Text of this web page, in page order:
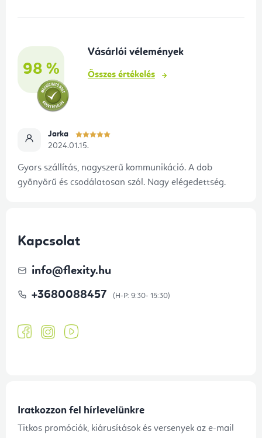
98 %
Vásárlói vélemények
Összes értékelés
Jarka
2024.01.15.
Gyors szállítás, nagyszerű kommunikáció. A dob
gyönyörű és csodálatosan szól. Nagy elégedettség.
Kapcsolat
info@flexity.hu
+3680088457
Iratkozzon fel hírlevelünkre
Titkos promóciók, kiárusítások és versenyek az e-mail